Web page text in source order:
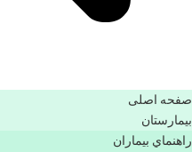
صفحه اصلی
بيمارستان
راهنماي بیماران